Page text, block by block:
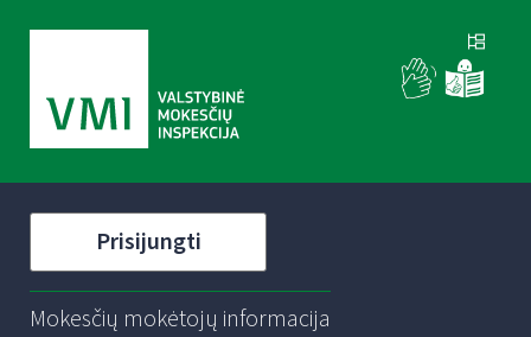
Prisijungti
Mokesčių mokėtojų informacija